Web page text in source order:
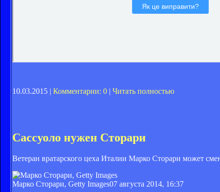
10.03.2015 | Комментарии: 0 | Читать полностью
Сассуоло нужен Сторари
Ветеран вратарского цеха Италии Марко Сторари может
Марко Сторари, Getty Images07 августа 2014, 16:37